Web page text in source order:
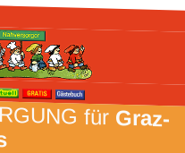
fürGraz-